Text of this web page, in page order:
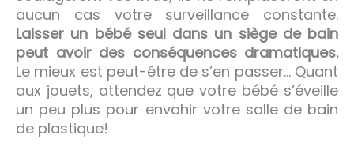
aucun cas votre surveillance constante.
Laisser un bébé seul dans un siège de bain
peut avoir des conséquences dramatiques.
Le mieux est peut-être de s’en passer… Quant
aux jouets, attendez que votre bébé s’éveille
un peu plus pour envahir votre salle de bain
de plastique!